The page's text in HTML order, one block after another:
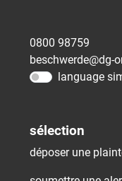
0800 98759
beschwerde@dg-
language
sélection
déposer une